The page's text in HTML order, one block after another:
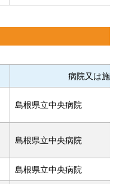
病院又は施設
島根県立中央病院
島根県立中央病院
島根県立中央病院